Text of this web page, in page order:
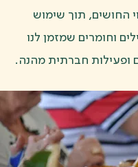
החושים, תוך שימוש
וחומרים שמזמן לנו
ופעילות חברתית מהנה.